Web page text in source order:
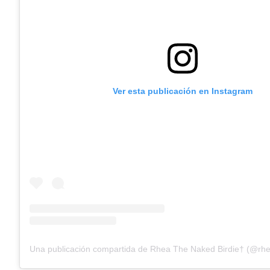
Ver esta publicación en Instagram